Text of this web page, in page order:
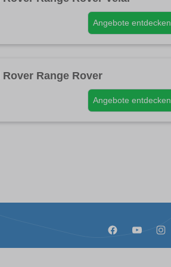
Angebote entdecken
Rover Range Rover
Angebote entdecken